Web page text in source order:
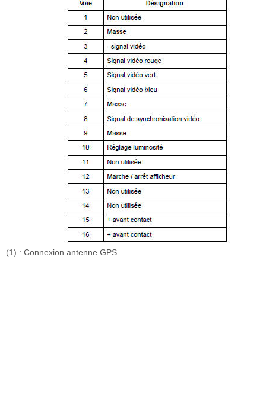
(1) : Connexion antenne GPS